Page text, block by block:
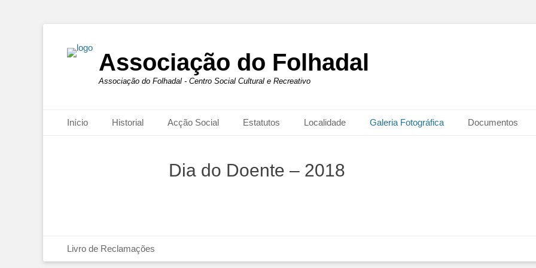
Associação do Folhadal
Associação do Folhadal - Centro Social Cultural e Recreativo
Primary Menu
Início Historial Acção Social Estatutos Localidade Galeria Fotográfica Documentos
Dia do Doente – 2018
Footer Menu
Livro de Reclamações